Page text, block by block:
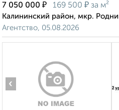
7 050 000 ₽ 169 500 ₽ за м²
Калининский район, мкр.
Агентство, 05.08.2026
‹